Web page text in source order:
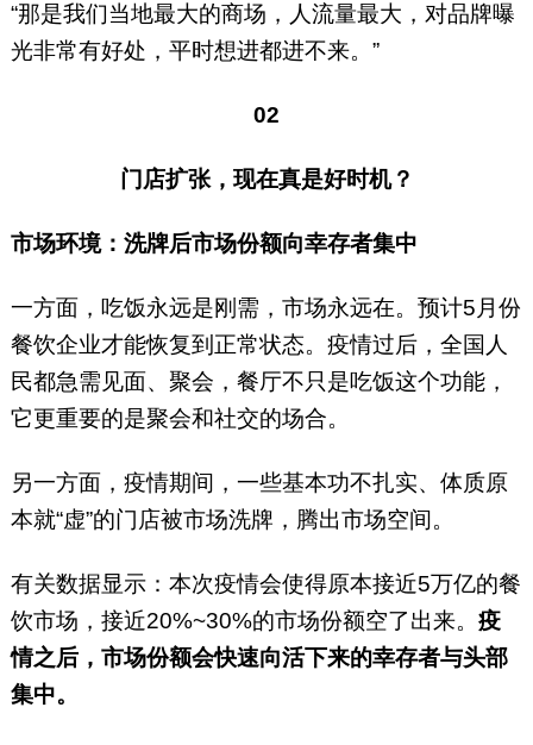
“那是我们当地最大的商场，人流量最大，对品牌曝
光非常有好处，平时想进都进不来。”
02
门店扩张，现在真是好时机？
市场环境：洗牌后市场份额向幸存者集中
一方面，吃饭永远是刚需，市场永远在。预计5月份
餐饮企业才能恢复到正常状态。疫情过后，全国人
民都急需见面、聚会，餐厅不只是吃饭这个功能，
它更重要的是聚会和社交的场合。
另一方面，疫情期间，一些基本功不扎实、体质原
本就“虚”的门店被市场洗牌，腾出市场空间。
有关数据显示：本次疫情会使得原本接近5万亿的餐
饮市场，接近20%~30%的市场份额空了出来。 疫
情之后，市场份额会快速向活下来的幸存者与头部
集中。